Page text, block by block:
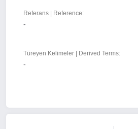
Referans | Reference:
-
Türeyen Kelimeler | Derived Terms:
-